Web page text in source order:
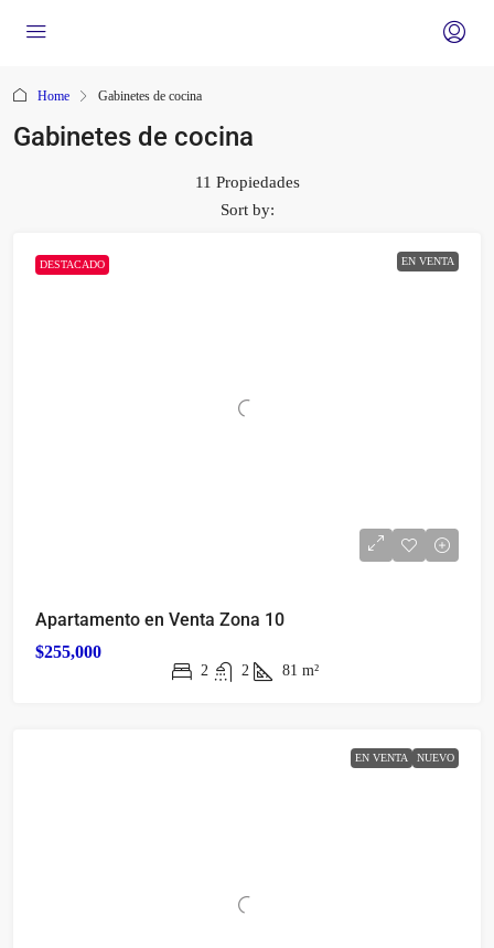
Home Gabinetes de cocina
Gabinetes de cocina
11 Propiedades
Sort by:
DESTACADO EN VENTA
Apartamento en Venta Zona 10
$255,000
2 2 81 m²
EN VENTA NUEVO